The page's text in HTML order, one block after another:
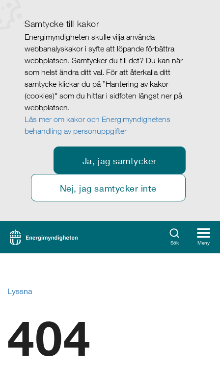
Samtycke till kakor
Energimyndigheten skulle vilja använda
webbanalyskakor i syfte att löpande förbättra
webbplatsen. Samtycker du till det? Du kan när
som helst ändra ditt val. För att återkalla ditt
samtycke klickar du på ”Hantering av kakor
(cookies)" som du hittar i sidfoten längst ner på
webbplatsen.
Läs mer om kakor och Energimyndighetens
behandling av personuppgifter
Ja, jag samtycker
Nej, jag samtycker inte
Sök Meny
Lyssna
404